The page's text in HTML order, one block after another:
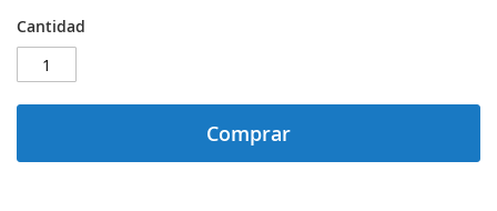
Cantidad
Comprar